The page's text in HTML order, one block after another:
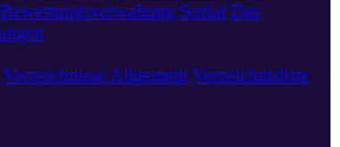
Bewertungsverwaltung Sozial Das
Verzeichnisse Allgemein Verzeichnisliste